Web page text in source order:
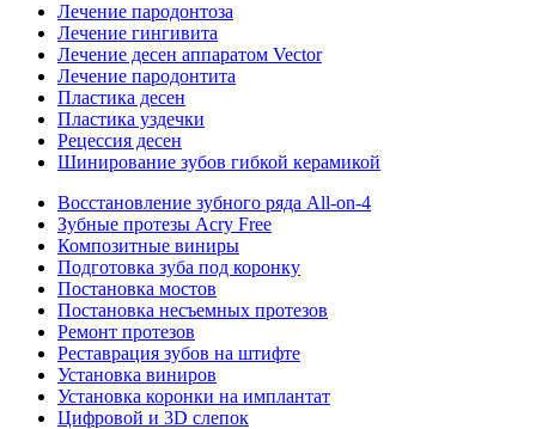
Лечение пародонтоза
Лечение гингивита
Лечение десен аппаратом Vector
Лечение пародонтита
Пластика десен
Пластика уздечки
Рецессия десен
Шинирование зубов гибкой керамикой
Восстановление зубного ряда All‑on‑4
Зубные протезы Acry Free
Композитные виниры
Подготовка зуба под коронку
Постановка мостов
Постановка несъемных протезов
Ремонт протезов
Реставрация зубов на штифте
Установка виниров
Установка коронки на имплантат
Цифровой и 3D слепок